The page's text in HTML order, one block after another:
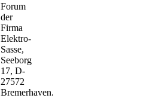
Forum
der
Firma
Elektro-
Sasse,
Seeborg
17, D-
27572
Bremerhaven.